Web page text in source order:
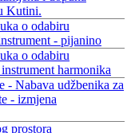
Kutini.
o odabiru
- pijanino
o odabiru
harmonika
- Nabava udžbenika za
- izmjena
prostora